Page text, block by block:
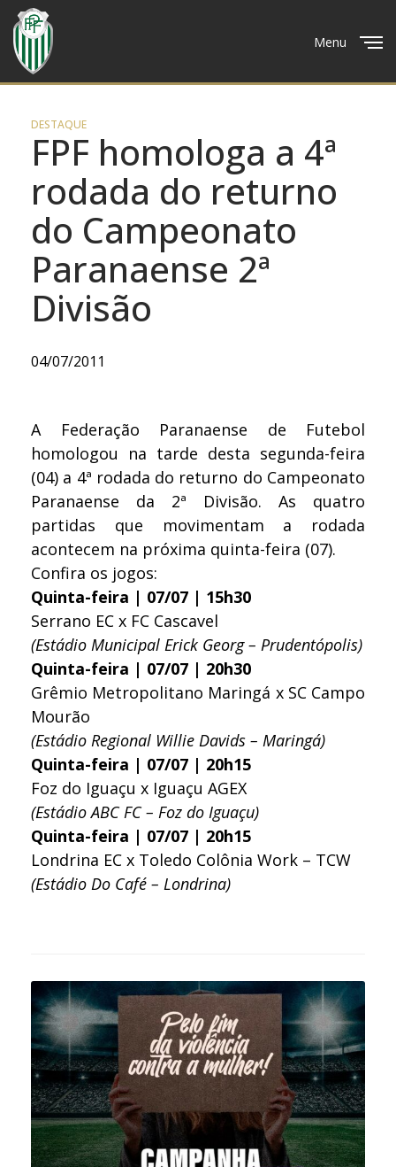
Menu
DESTAQUE
FPF homologa a 4ª
rodada do returno
do Campeonato
Paranaense 2ª
Divisão
04/07/2011
A Federação Paranaense de Futebol
homologou na tarde desta segunda-feira
(04) a 4ª rodada do returno do Campeonato
Paranaense da 2ª Divisão. As quatro
partidas que movimentam a rodada
acontecem na próxima quinta-feira (07).
Confira os jogos:
Quinta-feira | 07/07 | 15h30
Serrano EC x FC Cascavel
(Estádio Municipal Erick Georg – Prudentópolis)
Quinta-feira | 07/07 | 20h30
Grêmio Metropolitano Maringá x SC Campo
Mourão
(Estádio Regional Willie Davids – Maringá)
Quinta-feira | 07/07 | 20h15
Foz do Iguaçu x Iguaçu AGEX
(Estádio ABC FC – Foz do Iguaçu)
Quinta-feira | 07/07 | 20h15
Londrina EC x Toledo Colônia Work – TCW
(Estádio Do Café – Londrina)